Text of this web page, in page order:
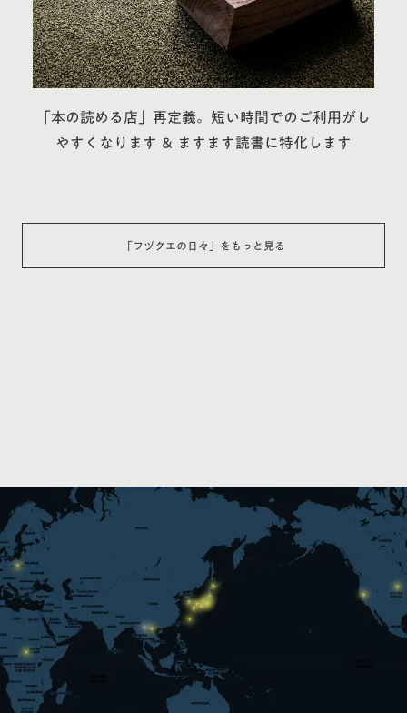
「本の読める店」再定義。短い時間でのご利用がし
やすくなります ＆ ますます読書に特化します
フヅクエの日々 」をもっと見る